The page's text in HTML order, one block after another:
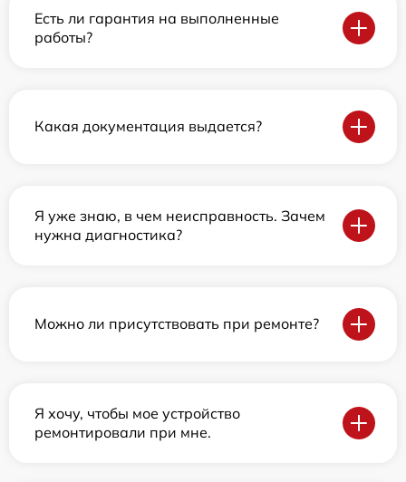
Есть ли гарантия на выполненные
работы?
Какая документация выдается?
Я уже знаю, в чем неисправность. Зачем
нужна диагностика?
Можно ли присутствовать при ремонте?
Я хочу, чтобы мое устройство
ремонтировали при мне.